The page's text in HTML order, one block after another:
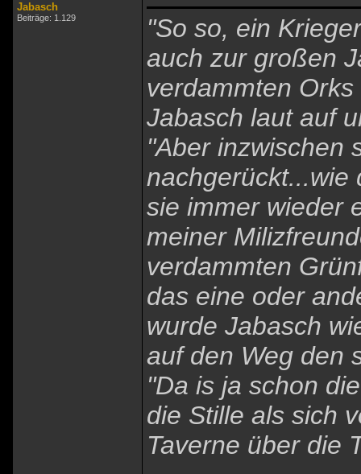
Jabasch
Beiträge: 1.129
"So so, ein
auch zur großen
verdammten
Jabasch laut auf
"Aber inzwischen
nachgerückt...wie
sie immer wieder
meiner
verdammten
das eine oder
wurde Jabasch
auf den Weg den
"Da is ja schon
die Stille als sich
Taverne über die